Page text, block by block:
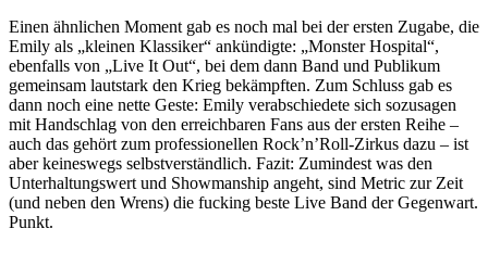
Einen ähnlichen Moment gab es noch mal bei der ersten Zugabe, die
Emily als „kleinen Klassiker“ ankündigte: „Monster Hospital“,
ebenfalls von „Live It Out“, bei dem dann Band und Publikum
gemeinsam lautstark den Krieg bekämpften. Zum Schluss gab es
dann noch eine nette Geste: Emily verabschiedete sich sozusagen
mit Handschlag von den erreichbaren Fans aus der ersten Reihe –
auch das gehört zum professionellen Rock’n’Roll-Zirkus dazu – ist
aber keineswegs selbstverständlich. Fazit: Zumindest was den
Unterhaltungswert und Showmanship angeht, sind Metric zur Zeit
(und neben den Wrens) die fucking beste Live Band der Gegenwart.
Punkt.